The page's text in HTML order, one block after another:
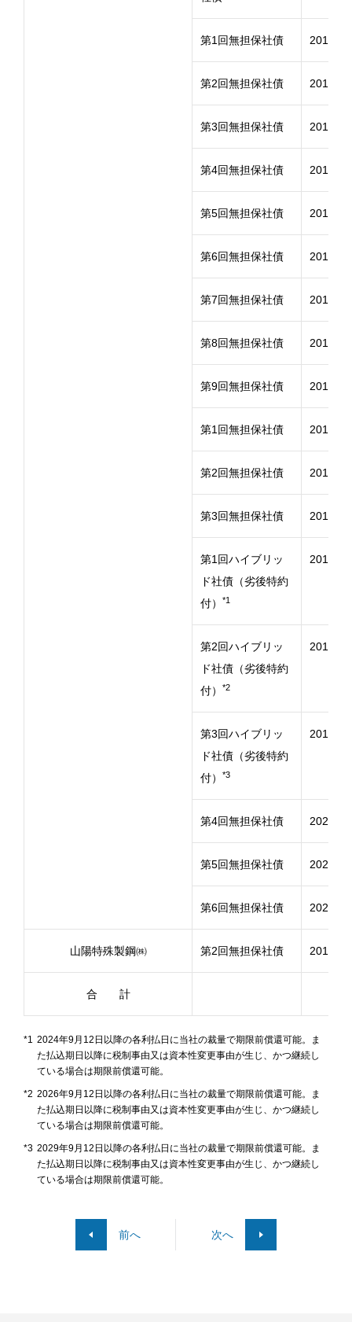
第1回無担保社債 2016年
第2回無担保社債 2016年
第3回無担保社債 2017年
第4回無担保社債 2017年
第5回無担保社債 2017年
第6回無担保社債 2017年
第7回無担保社債 2018年
第8回無担保社債 2018年
第9回無担保社債 2018年
第1回無担保社債 2019年
第2回無担保社債 2019年
第3回無担保社債 2019年
第1回ハイブリッ
ド社債（劣後特約
付）
*1
2019年
第2回ハイブリッ
ド社債（劣後特約
付）
*2
2019年
第3回ハイブリッ
ド社債（劣後特約
付）
*3
2019年
第4回無担保社債 2020年
第5回無担保社債 2020年
第6回無担保社債 2020年
山陽特殊製鋼㈱ 第2回無担保社債 2017年
合 計
*1 2024年9月12日以降の各利払日に当社の裁量で期限前償還可能。ま
た払込期日以降に税制事由又は資本性変更事由が生じ、かつ継続し
ている場合は期限前償還可能。
*2 2026年9月12日以降の各利払日に当社の裁量で期限前償還可能。ま
た払込期日以降に税制事由又は資本性変更事由が生じ、かつ継続し
ている場合は期限前償還可能。
*3 2029年9月12日以降の各利払日に当社の裁量で期限前償還可能。ま
た払込期日以降に税制事由又は資本性変更事由が生じ、かつ継続し
ている場合は期限前償還可能。
前へ 次へ